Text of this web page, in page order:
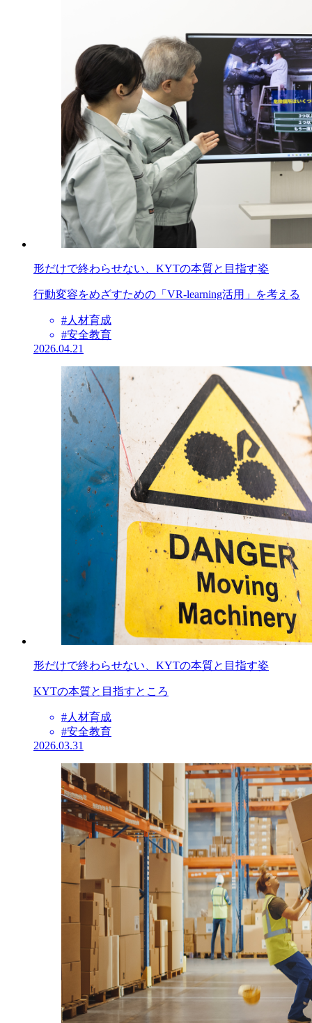
現場管理者がつくる「安全文化」の土台とは
安全教育の“やりっぱなし”を防ぐ効果測定の設計法
ゼロ災へ導く「安全文化」実践ガイド
消えゆく熟練技を救う、技術継承の最前線
形だけで終わらせない、KYTの本質と目指す姿
行動変容をめざすための「VR-learning活用」を考える
#人材育成
#安全教育
2026.04.21
形だけで終わらせない、KYTの本質と目指す姿
KYTの本質と目指すところ
#人材育成
#安全教育
2026.03.31